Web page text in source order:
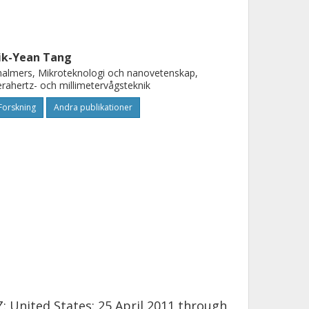
Yean Tang
Mikroteknologi och nanovetenskap,
och millimetervågsteknik
Andra publikationer
United States; 25 April 2011 through